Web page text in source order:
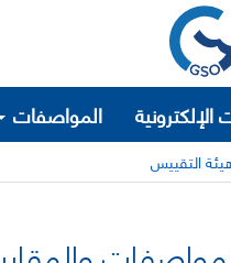
الإلكترونية المواصفات
التقييس